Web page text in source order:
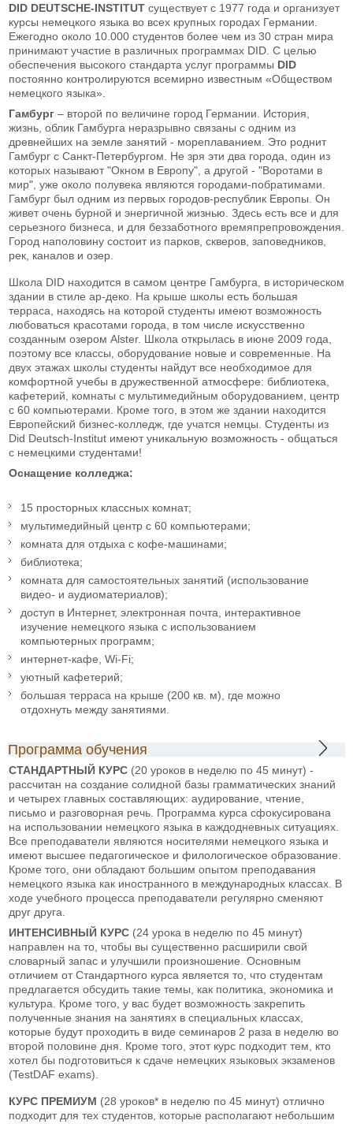
DID DEUTSCHE-INSTITUT существует с 1977 года и организует
курсы немецкого языка во всех крупных городах Германии.
Ежегодно около 10.000 студентов более чем из 30 стран мира
принимают участие в различных программах DID. С целью
обеспечения высокого стандарта услуг программы DID
постоянно контролируются всемирно известным «Обществом
немецкого языка».
Гамбург – второй по величине город Германии. История,
жизнь, облик Гамбурга неразрывно связаны с одним из
древнейших на земле занятий - мореплаванием. Это роднит
Гамбург с Санкт-Петербургом. Не зря эти два города, один из
которых называют "Окном в Европу", а другой - "Воротами в
мир", уже около полувека являются городами-побратимами.
Гамбург был одним из первых городов-республик Европы. Он
живет очень бурной и энергичной жизнью. Здесь есть все и для
серьезного бизнеса, и для беззаботного времяпрепровождения.
Город наполовину состоит из парков, скверов, заповедников,
рек, каналов и озер.
Школа DID находится в самом центре Гамбурга, в историческом
здании в стиле ар-деко. На крыше школы есть большая
терраса, находясь на которой студенты имеют возможность
любоваться красотами города, в том числе искусственно
созданным озером Alster. Школа открылась в июне 2009 года,
поэтому все классы, оборудование новые и современные. На
двух этажах школы студенты найдут все необходимое для
комфортной учебы в дружественной атмосфере: библиотека,
кафетерий, комнаты с мультимедийным оборудованием, центр
с 60 компьютерами. Кроме того, в этом же здании находится
Европейский бизнес-колледж, где учатся немцы. Студенты из
Did Deutsch-Institut имеют уникальную возможность - общаться
с немецкими студентами!
Оснащение колледжа:
15 просторных классных комнат;
мультимедийный центр с 60 компьютерами;
комната для отдыха с кофе-машинами;
библиотека;
комната для самостоятельных занятий (использование
видео- и аудиоматериалов);
доступ в Интернет, электронная почта, интерактивное
изучение немецкого языка с использованием
компьютерных программ;
интернет-кафе, Wi-Fi;
уютный кафетерий;
большая терраса на крыше (200 кв. м), где можно
отдохнуть между занятиями.
Программа обучения
СТАНДАРТНЫЙ КУРС (20 уроков в неделю по 45 минут) -
рассчитан на создание солидной базы грамматических знаний
и четырех главных составляющих: аудирование, чтение,
письмо и разговорная речь. Программа курса сфокусирована
на использовании немецкого языка в каждодневных ситуациях.
Все преподаватели являются носителями немецкого языка и
имеют высшее педагогическое и филологическое образование.
Кроме того, они обладают большим опытом преподавания
немецкого языка как иностранного в международных классах. В
ходе учебного процесса преподаватели регулярно сменяют
друг друга.
ИНТЕНСИВНЫЙ КУРС (24 урока в неделю по 45 минут)
направлен на то, чтобы вы существенно расширили свой
словарный запас и улучшили произношение. Основным
отличием от Стандартного курса является то, что студентам
предлагается обсудить такие темы, как политика, экономика и
культура. Кроме того, у вас будет возможность закрепить
полученные знания на занятиях в специальных классах,
которые будут проходить в виде семинаров 2 раза в неделю во
второй половине дня. Кроме того, этот курс подходит тем, кто
хотел бы подготовиться к сдаче немецких языковых экзаменов
(TestDAF exams).
КУРС ПРЕМИУМ (28 уроков* в неделю по 45 минут) отлично
подходит для тех студентов, которые располагают небольшим